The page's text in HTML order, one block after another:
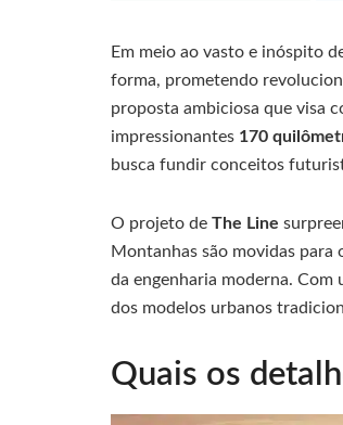
Em meio ao vasto e inóspito
forma, prometendo
proposta ambiciosa que visa
impressionantes 170
busca fundir conceitos
O projeto de The Line
Montanhas são movidas para
da engenharia moderna. Com
dos modelos urbanos
Quais os